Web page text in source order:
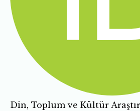
Din, Toplum ve Kültür